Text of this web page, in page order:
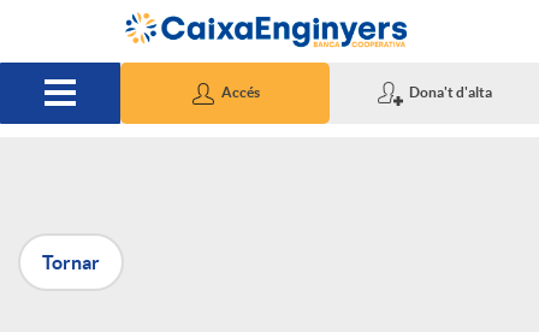
Salta al contingut principal
Accés Dona't d'alta
P
u
Tornar